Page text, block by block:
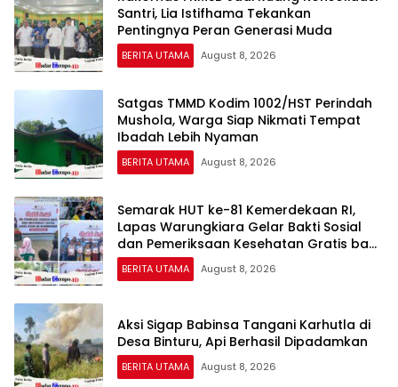
Santri, Lia Istifhama Tekankan
Pentingnya Peran Generasi Muda
BERITA UTAMA August 8, 2026
Satgas TMMD Kodim 1002/HST Perindah
Mushola, Warga Siap Nikmati Tempat
Ibadah Lebih Nyaman
BERITA UTAMA August 8, 2026
Semarak HUT ke-81 Kemerdekaan RI,
Lapas Warungkiara Gelar Bakti Sosial
dan Pemeriksaan Kesehatan Gratis bagi
Masyarakat
BERITA UTAMA August 8, 2026
Aksi Sigap Babinsa Tangani Karhutla di
Desa Binturu, Api Berhasil Dipadamkan
BERITA UTAMA August 8, 2026